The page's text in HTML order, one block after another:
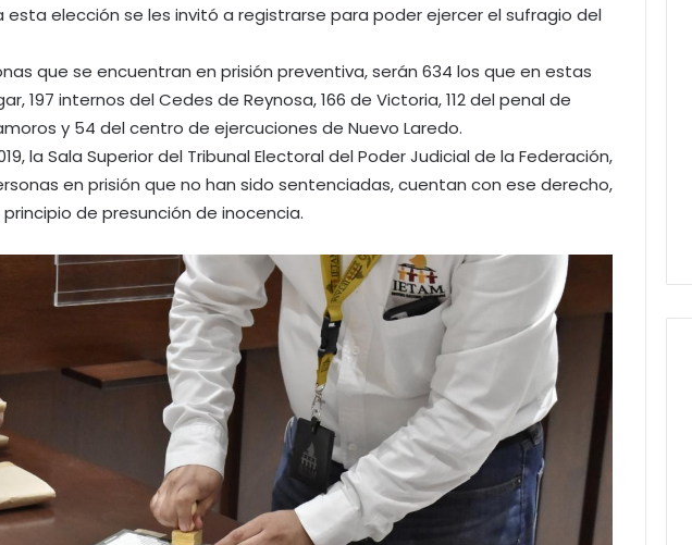
esta elección se les invitó a registrarse para poder ejercer el sufragio del
que se encuentran en prisión preventiva, serán 634 los que en estas
197 internos del Cedes de Reynosa, 166 de Victoria, 112 del penal de
y 54 del centro de ejercuciones de Nuevo Laredo.
la Sala Superior del Tribunal Electoral del Poder Judicial de la Federación,
en prisión que no han sido sentenciadas, cuentan con ese derecho,
de presunción de inocencia.